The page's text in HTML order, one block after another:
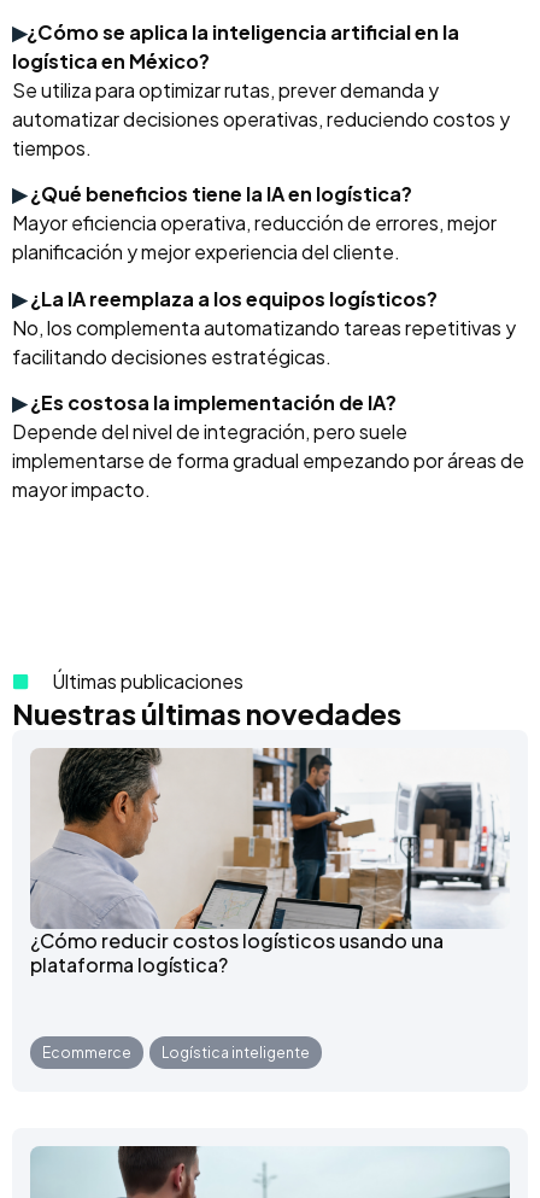
▶¿Cómo se aplica la inteligencia artificial en la
logística en México?
Se utiliza para optimizar rutas, prever demanda y
automatizar decisiones operativas, reduciendo costos y
tiempos.
▶¿Qué beneficios tiene la IA en logística?
Mayor eficiencia operativa, reducción de errores, mejor
planificación y mejor experiencia del cliente.
▶¿La IA reemplaza a los equipos logísticos?
No, los complementa automatizando tareas repetitivas y
facilitando decisiones estratégicas.
▶¿Es costosa la implementación de IA?
Depende del nivel de integración, pero suele
implementarse de forma gradual empezando por áreas de
mayor impacto.
Últimas publicaciones
Nuestras últimas novedades
¿Cómo reducir costos logísticos usando una
plataforma logística?
Ecommerce Logística inteligente